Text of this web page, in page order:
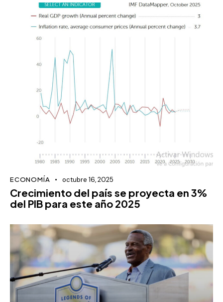
ECONOMÍA octubre 16, 2025
Crecimiento del país se proyecta en 3%
del PIB para este año 2025